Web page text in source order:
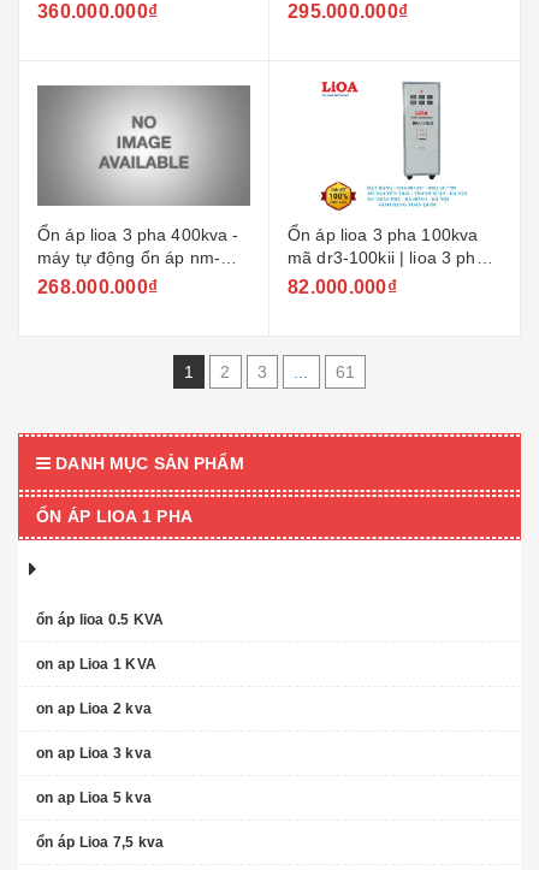
360.000.000₫ 295.000.000₫
Ổn áp lioa 3 pha 400kva -
máy tự động ổn áp nm-
400kii
268.000.000₫
Ổn áp lioa 3 pha 100kva
mã dr3-100kii | lioa 3 pha
100kw dải rộng 160v-430v
82.000.000₫
1 2 3 61
DANH MỤC SẢN PHẨM
ỔN ÁP LIOA 1 PHA
ổn áp lioa 0.5 KVA
on ap Lioa 1 KVA
on ap Lioa 2 kva
on ap Lioa 3 kva
on ap Lioa 5 kva
ổn áp Lioa 7,5 kva